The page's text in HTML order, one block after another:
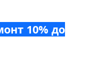
10% до